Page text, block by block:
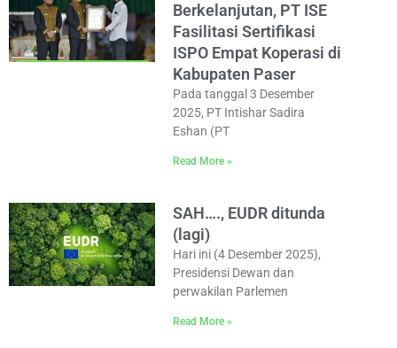
Berkelanjutan, PT ISE
Fasilitasi Sertifikasi
ISPO Empat Koperasi di
Kabupaten Paser
Pada tanggal 3 Desember
2025, PT Intishar Sadira
Eshan (PT
Read More »
SAH…., EUDR ditunda
(lagi)
Hari ini (4 Desember 2025),
Presidensi Dewan dan
perwakilan Parlemen
Read More »